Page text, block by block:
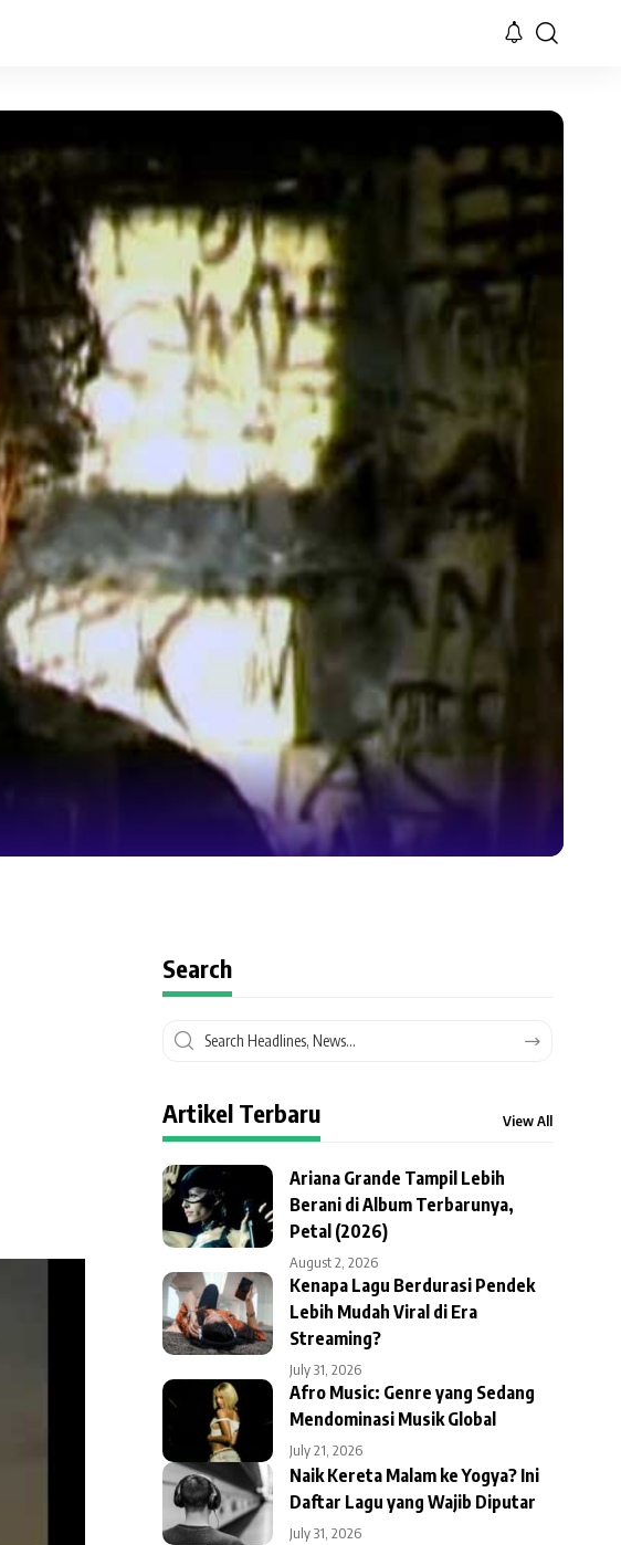
Search
Artikel Terbaru View All
Ariana Grande Tampil Lebih
Berani di Album Terbarunya,
Petal (2026)
August 2, 2026
Kenapa Lagu Berdurasi Pendek
Lebih Mudah Viral di Era
Streaming?
July 31, 2026
Afro Music: Genre yang Sedang
Mendominasi Musik Global
July 21, 2026
Naik Kereta Malam ke Yogya? Ini
Daftar Lagu yang Wajib Diputar
July 31, 2026